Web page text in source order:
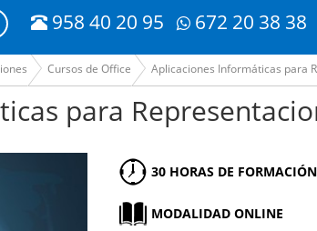
958 40 20 95 672 20 38 38
Cursos de Office Aplicaciones Informáticas para
para
30 HORAS DE FORMACIÓN
MODALIDAD ONLINE